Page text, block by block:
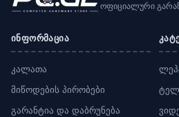
ოფიციალური
ინფორმაცია
კალათა
მიწოდების პირობები
გარანტია და დაბრუნება